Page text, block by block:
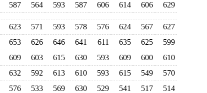
587 564 593 587 606 614 606 629
623 571 593 578 576 624 567
627
653 626 646 641 611 635 625
599
609 603 615 630 593 609 600
610
632 592 613 610 593 615 549
570
576 533 569 630 529 541 517 514